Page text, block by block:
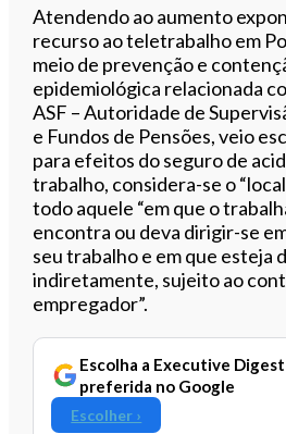
Ouvir este
Atendendo ao aumento
recurso ao teletrabalho em
meio de prevenção e
epidemiológica relacionada
ASF – Autoridade de
e Fundos de Pensões, veio
para efeitos do seguro de
trabalho, considera-se o
todo aquele “em que o
encontra ou deva dirigir-se
seu trabalho e em que esteja
indiretamente, sujeito ao
empregador”.
Escolha a Executive
preferida no Google
Escolher ›